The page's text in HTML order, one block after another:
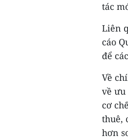
tác
Liên
cáo
để
Về
về ưu
cơ
thuê,
hơn